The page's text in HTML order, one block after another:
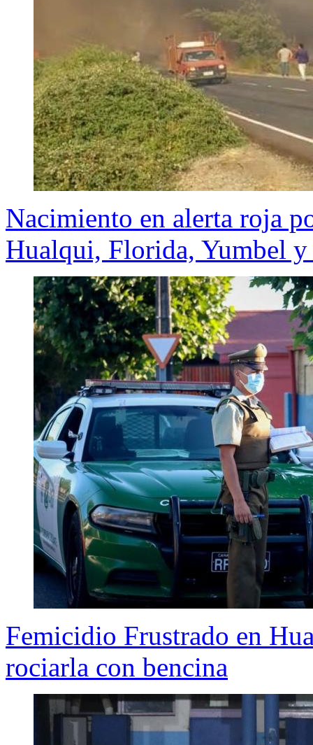
Nacimiento en alerta roja
Hualqui, Florida, Yumbel
Femicidio Frustrado en
rociarla con bencina